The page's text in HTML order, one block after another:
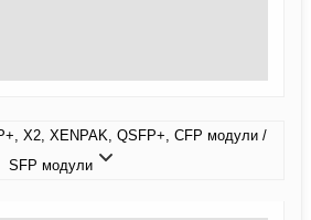
X2, XENPAK, QSFP+, CFP модули /
SFP модули